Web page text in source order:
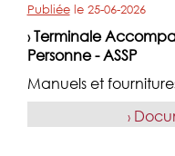
Publiéele 25-06-2026
› Terminale
Personne - ASSP
Manuels et
›